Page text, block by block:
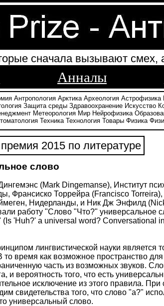
сначала вызывают смех,
Анналы
Антропология Арктика Археология Астрофизика
Защита среды Здравоохранение Искусство
Метеорология Мир Нейрофизика
Техника Технология Товары Физика
2015 по литературе
слово
(Mark Dingemanse), Институт
Франсиско Торрейра (Francisco Torreira),
Нидерланды, и Ник Дж Энфилд
работу "Слово "Что?" универсальное
'Huh?' a universal word? Conversational
лингвистической науки является
то время как возможное пространство
часть из возможных звуков.
и вероятность того, что есть
исключение из этого правила.
свидетельства того, что слово "а?"
универсальный слово.